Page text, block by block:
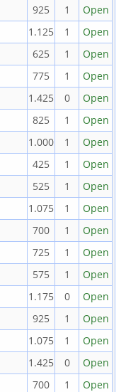
925 1
Open
1.125 1
Open
625 1
Open
775 1
Open
1.425 0
Open
825 1
Open
1.000 1
Open
425 1
Open
525 1
Open
1.075 1
Open
700 1
Open
725 1
Open
575 1
Open
1.175 0
Open
925 1
Open
1.075 1
Open
1.425 0
Open
700 1
Open